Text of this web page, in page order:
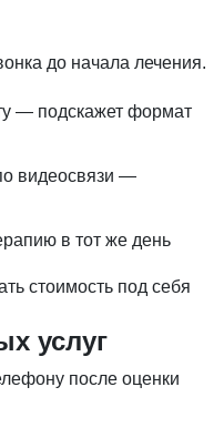
до начала лечения.
— подскажет формат
видеосвязи —
в тот же день
стоимость под себя
услуг
после оценки